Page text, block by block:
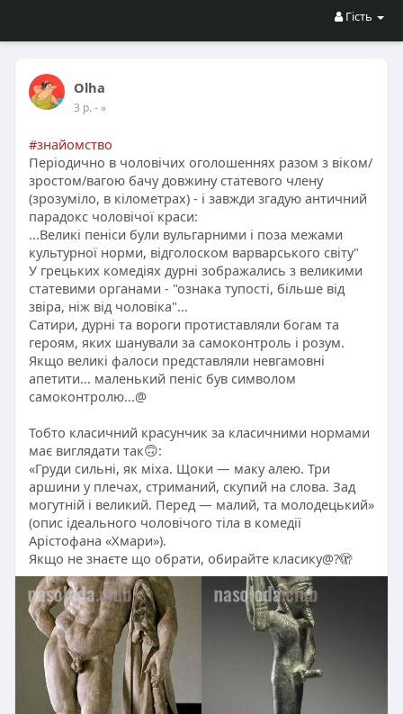
Гість
Olha
3 р.- »
#знайомство
Періодично в чоловічих оголошеннях разом з віком/
зростом/вагою бачу довжину статевого члену
(зрозуміло, в кілометрах) - і завжди згадую античний
парадокс чоловічої краси:
...Великі пеніси були вульгарними і поза межами
культурної норми, відголоском варварського світу"
У грецьких комедіях дурні зображались з великими
статевими органами - "ознака тупості, більше від
звіра, ніж від чоловіка"...
Сатири, дурні та вороги протиставляли богам та
героям, яких шанували за самоконтроль і розум.
Якщо великі фалоси представляли невгамовні
апетити... маленький пеніс був символом
самоконтролю...@
Тобто класичний красунчик за класичними нормами
має виглядати так🙃:
«Груди сильні, як міха. Щоки — маку алею. Три
аршини у плечах, стриманий, скупий на слова. Зад
могутній і великий. Перед — малий, та молодецький»
(опис ідеального чоловічого тіла в комедії
Арістофана «Хмари»).
Якщо не знаєте що обрати, обирайте класику@?🫣